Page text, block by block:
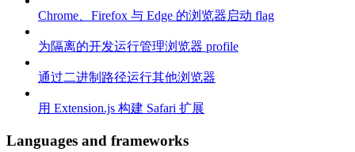
Chrome、Firefox 与 Edge 的浏览器启动 flag
为隔离的开发运行管理浏览器 profile
通过二进制路径运行其他浏览器
用 Extension.js 构建 Safari 扩展
Languages and frameworks